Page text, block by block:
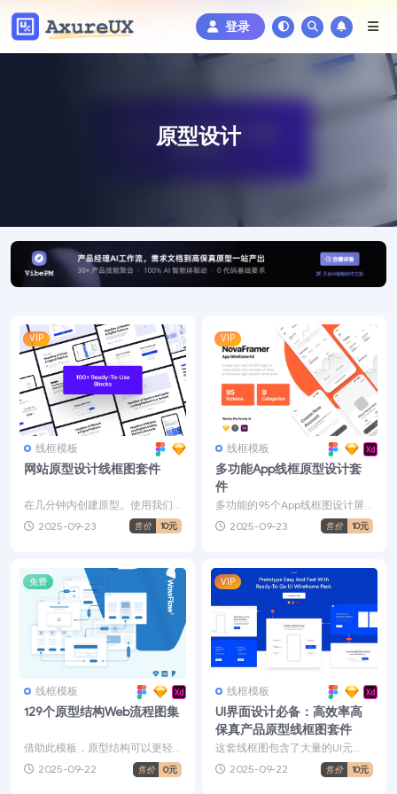
登录
原型设计
VIP
线框模板
网站原型设计线框图套件
在几分钟内创建原型。使用我们
的通用模块，您将毫无困难地创
建原型。真快。与您的同事...
2025-09-23 售价 10元
VIP
线框模板
多功能App线框原型设计套
件
多功能的95个App线框图设计屏
幕，原型设计，具有最终组件，
可在数秒钟内完成原型...
2025-09-23 售价 10元
免费
线框模板
129个原型结构Web流程图集
借助此模板，原型结构可以更轻
松，更快，更平滑地进行映射-包
含129个Web流程图...
2025-09-22 售价 0元
VIP
线框模板
UI界面设计必备：高效率高
保真产品原型线框图套件
这套线框图包含了大量的UI元
素，如菜单，滑动组件，按钮，
输入框等等；高效的工作流...
2025-09-22 售价 10元